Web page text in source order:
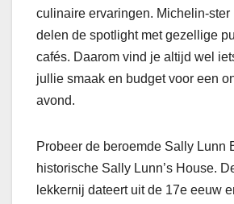
culinaire ervaringen. Michelin-ster
delen de spotlight met gezellige
cafés. Daarom vind je altijd wel
jullie smaak en budget voor een
avond.
Probeer de beroemde Sally Lunn
historische Sally Lunn’s House.
lekkernij dateert uit de 17e eeuw